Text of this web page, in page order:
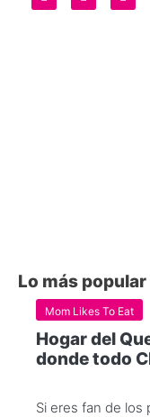
Lo más popular
Mom Likes To Eat
Hogar del
donde todo
Si eres fan de los